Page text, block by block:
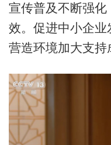
宣传普及不断强
效。促进中小企业
营造环境加大支持